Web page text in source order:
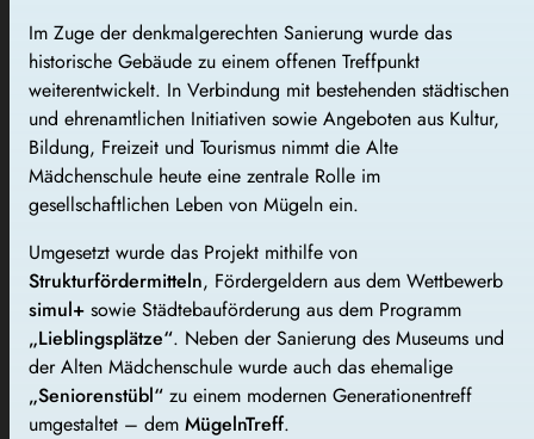
Im Zuge der denkmalgerechten Sanierung wurde das
historische Gebäude zu einem offenen Treffpunkt
weiterentwickelt. In Verbindung mit bestehenden städtischen
und ehrenamtlichen Initiativen sowie Angeboten aus Kultur,
Bildung, Freizeit und Tourismus nimmt die Alte
Mädchenschule heute eine zentrale Rolle im
gesellschaftlichen Leben von Mügeln ein.
Umgesetzt wurde das Projekt mithilfe von
Strukturfördermitteln, Fördergeldern aus dem Wettbewerb
simul+ sowie Städtebauförderung aus dem Programm
„Lieblingsplätze“. Neben der Sanierung des Museums und
der Alten Mädchenschule wurde auch das ehemalige
„Seniorenstübl“ zu einem modernen Generationentreff
umgestaltet – dem MügelnTreff.